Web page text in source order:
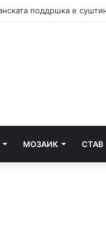
МОЗАИК СТАВ